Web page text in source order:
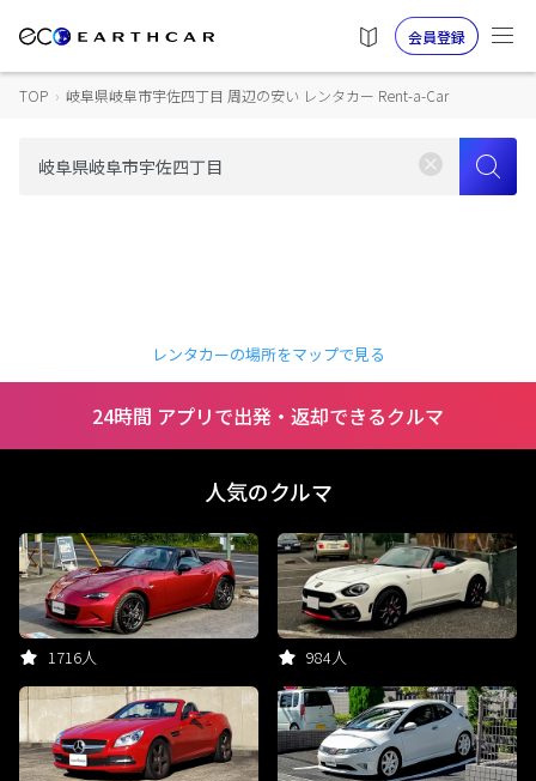
会員登録
TOP › 岐阜県岐阜市宇佐四丁目 周辺の安い レンタカー Rent-a-Car
レンタカーの場所をマップで見る
24時間 アプリで出発・返却できるクルマ
人気のクルマ
1716人 984人